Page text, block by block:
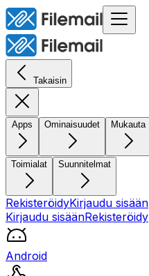
Takaisin
Apps Ominaisuudet Mukauta
Toimialat Suunnitelmat
RekisteröidyKirjaudu sisään
Kirjaudu sisäänRekisteröidy
Android